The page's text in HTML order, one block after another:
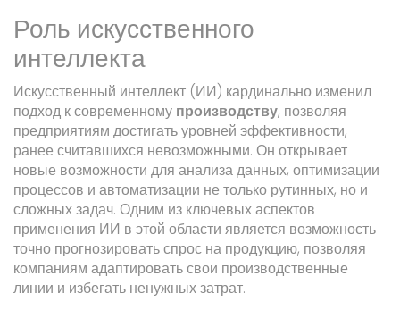
Роль искусственного
интеллекта
Искусственный интеллект (ИИ) кардинально изменил
подход к современному производству, позволяя
предприятиям достигать уровней эффективности,
ранее считавшихся невозможными. Он открывает
новые возможности для анализа данных, оптимизации
процессов и автоматизации не только рутинных, но и
сложных задач. Одним из ключевых аспектов
применения ИИ в этой области является возможность
точно прогнозировать спрос на продукцию, позволяя
компаниям адаптировать свои производственные
линии и избегать ненужных затрат.